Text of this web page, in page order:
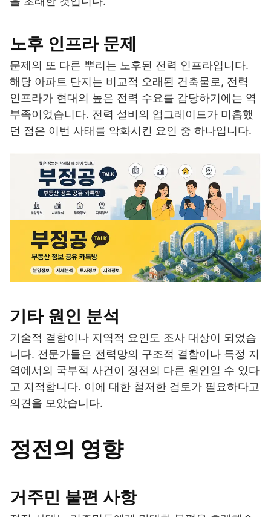
노후 인프라 문제
문제의 또 다른 뿌리는 노후된 전력 인프라입니다.
해당 아파트 단지는 비교적 오래된 건축물로, 전력
인프라가 현대의 높은 전력 수요를 감당하기에는 역
부족이었습니다. 전력 설비의 업그레이드가 미흡했
던 점은 이번 사태를 악화시킨 요인 중 하나입니다.
기타 원인 분석
기술적 결함이나 지역적 요인도 조사 대상이 되었습
니다. 전문가들은 전력망의 구조적 결함이나 특정 지
역에서의 국부적 사건이 정전의 다른 원인일 수 있다
고 지적합니다. 이에 대한 철저한 검토가 필요하다고
의견을 모았습니다.
정전의 영향
거주민 불편 사항